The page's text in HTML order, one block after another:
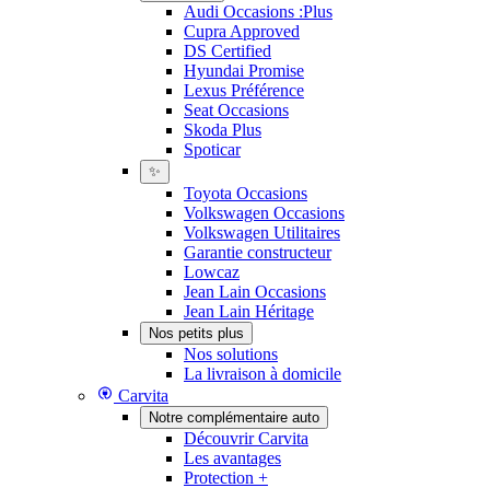
Audi Occasions :Plus
Cupra Approved
DS Certified
Hyundai Promise
Lexus Préférence
Seat Occasions
Skoda Plus
Spoticar
✨
Toyota Occasions
Volkswagen Occasions
Volkswagen Utilitaires
Garantie constructeur
Lowcaz
Jean Lain Occasions
Jean Lain Héritage
Nos petits plus
Nos solutions
La livraison à domicile
Carvita
Notre complémentaire auto
Découvrir Carvita
Les avantages
Protection +